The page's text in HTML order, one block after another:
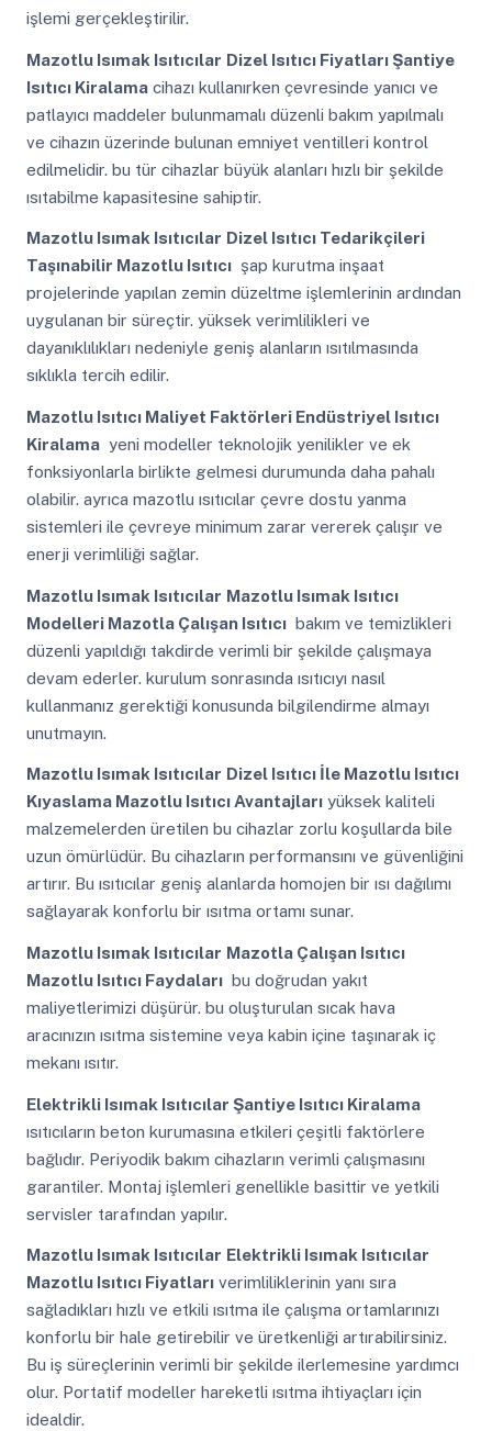
işlemi gerçekleştirilir.
Mazotlu Isımak Isıtıcılar Dizel Isıtıcı Fiyatları Şantiye
Isıtıcı Kiralamacihazı kullanırken çevresinde yanıcı ve
patlayıcı maddeler bulunmamalı düzenli bakım yapılmalı
ve cihazın üzerinde bulunan emniyet ventilleri kontrol
edilmelidir. bu tür cihazlar büyük alanları hızlı bir şekilde
ısıtabilme kapasitesine sahiptir.
Mazotlu Isımak Isıtıcılar Dizel Isıtıcı Tedarikçileri
Taşınabilir Mazotlu Isıtıcışap kurutma inşaat
projelerinde yapılan zemin düzeltme işlemlerinin ardından
uygulanan bir süreçtir. yüksek verimlilikleri ve
dayanıklılıkları nedeniyle geniş alanların ısıtılmasında
sıklıkla tercih edilir.
Mazotlu Isıtıcı Maliyet Faktörleri Endüstriyel Isıtıcı
Kiralamayeni modeller teknolojik yenilikler ve ek
fonksiyonlarla birlikte gelmesi durumunda daha pahalı
olabilir. ayrıca mazotlu ısıtıcılar çevre dostu yanma
sistemleri ile çevreye minimum zarar vererek çalışır ve
enerji verimliliği sağlar.
Mazotlu Isımak Isıtıcılar Mazotlu Isımak Isıtıcı
Modelleri Mazotla Çalışan Isıtıcıbakım ve temizlikleri
düzenli yapıldığı takdirde verimli bir şekilde çalışmaya
devam ederler. kurulum sonrasında ısıtıcıyı nasıl
kullanmanız gerektiği konusunda bilgilendirme almayı
unutmayın.
Mazotlu Isımak Isıtıcılar Dizel Isıtıcı İle Mazotlu Isıtıcı
Kıyaslama Mazotlu Isıtıcı Avantajlarıyüksek kaliteli
malzemelerden üretilen bu cihazlar zorlu koşullarda bile
uzun ömürlüdür. Bu cihazların performansını ve güvenliğini
artırır. Bu ısıtıcılar geniş alanlarda homojen bir ısı dağılımı
sağlayarak konforlu bir ısıtma ortamı sunar.
Mazotlu Isımak Isıtıcılar Mazotla Çalışan Isıtıcı
Mazotlu Isıtıcı Faydalarıbu doğrudan yakıt
maliyetlerimizi düşürür. bu oluşturulan sıcak hava
aracınızın ısıtma sistemine veya kabin içine taşınarak iç
mekanı ısıtır.
Elektrikli Isımak Isıtıcılar Şantiye Isıtıcı Kiralama
ısıtıcıların beton kurumasına etkileri çeşitli faktörlere
bağlıdır. Periyodik bakım cihazların verimli çalışmasını
garantiler. Montaj işlemleri genellikle basittir ve yetkili
servisler tarafından yapılır.
Mazotlu Isımak Isıtıcılar Elektrikli Isımak Isıtıcılar
Mazotlu Isıtıcı Fiyatlarıverimliliklerinin yanı sıra
sağladıkları hızlı ve etkili ısıtma ile çalışma ortamlarınızı
konforlu bir hale getirebilir ve üretkenliği artırabilirsiniz.
Bu iş süreçlerinin verimli bir şekilde ilerlemesine yardımcı
olur. Portatif modeller hareketli ısıtma ihtiyaçları için
idealdir.